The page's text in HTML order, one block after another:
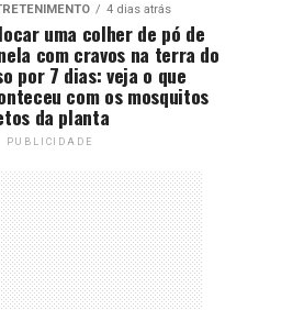
4 dias atrás
uma colher de pó de
com cravos na terra do
por 7 dias: veja o que
com os mosquitos
da planta
PUBLICIDADE